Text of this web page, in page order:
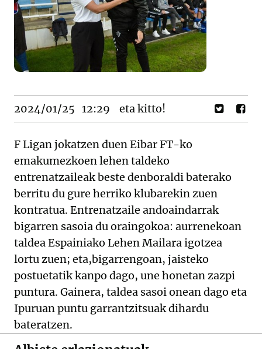
2024/01/25 12:29 eta kitto!
F Ligan jokatzen duen Eibar FT-ko
emakumezkoen lehen taldeko
entrenatzaileak beste denboraldi baterako
berritu du gure herriko klubarekin zuen
kontratua. Entrenatzaile andoaindarrak
bigarren sasoia du oraingokoa: aurrenekoan
taldea Espainiako Lehen Mailara igotzea
lortu zuen; eta,bigarrengoan, jaisteko
postuetatik kanpo dago, une honetan zazpi
puntura. Gainera, taldea sasoi onean dago eta
Ipuruan puntu garrantzitsuak dihardu
bateratzen.